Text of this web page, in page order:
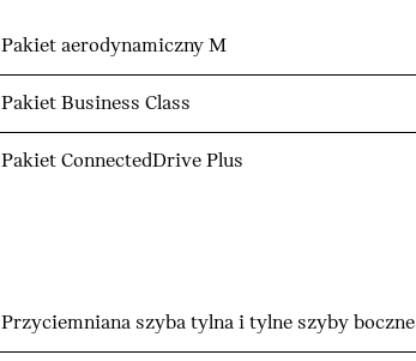
Pakiet aerodynamiczny M
Pakiet Business Class
Pakiet ConnectedDrive Plus
Przyciemniana szyba tylna i tylne szyby boczne